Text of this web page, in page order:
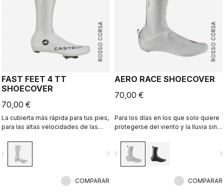
ROSSO CORSA
FAST FEET 4 TT
SHOECOVER
70,00 €
La cubierta más rápida para tus pies,
para las altas velocidades de las
navigate_next
COMPARAR
ROSSO CORSA
AERO RACE SHOECOVER
70,00 €
Para los días en los que solo quiere
protegerse del viento y la lluvia sin
y elástico se amolda a la zapatilla
para un ajuste perfecto y
aerodinámico que bloquea el viento
navigate_before
COMPARAR